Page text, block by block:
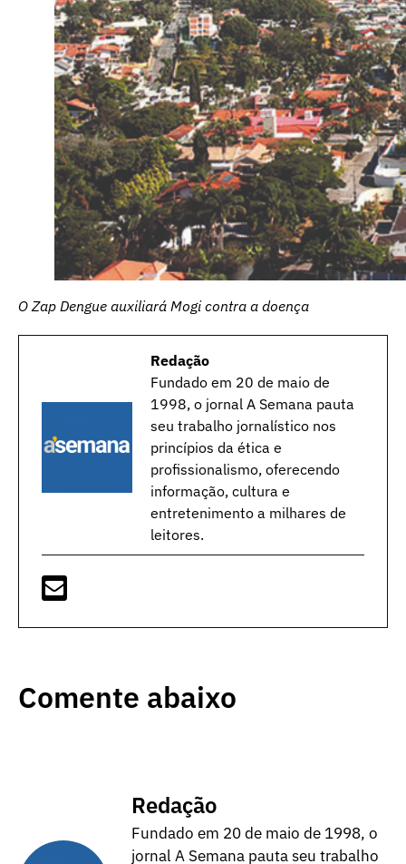
O Zap Dengue auxiliará Mogi contra a doença
Redação
Fundado em 20 de maio de
1998, o jornal A Semana pauta
seu trabalho jornalístico nos
princípios da ética e
profissionalismo, oferecendo
informação, cultura e
entretenimento a milhares de
leitores.
Comente abaixo
Redação
Fundado em 20 de maio de 1998, o
jornal A Semana pauta seu trabalho